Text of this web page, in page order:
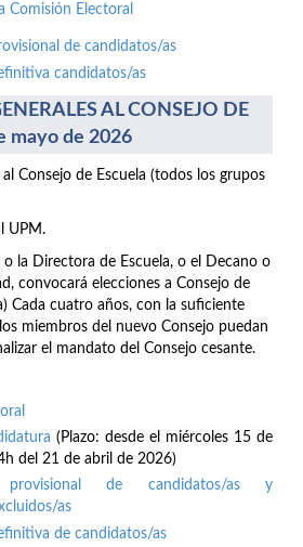
Comisión Electoral
de candidatos/as
candidatos/as
AL CONSEJO DE
mayo de 2026
al Consejo de Escuela (todos los grupos
UPM.
la Directora de Escuela, o el Decano o
convocará elecciones a Consejo de
Cada cuatro años, con la suficiente
miembros del nuevo Consejo puedan
el mandato del Consejo cesante.
(Plazo: desde el miércoles 15 de
del 21 de abril de 2026)
provisional de candidatos/as y
as
de candidatos/as